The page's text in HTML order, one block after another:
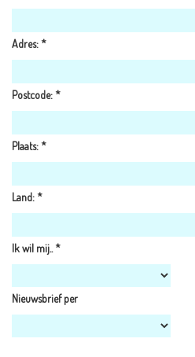
Adres: *
Postcode: *
Plaats: *
Land: *
Ik wil mij.. *
Nieuwsbrief per